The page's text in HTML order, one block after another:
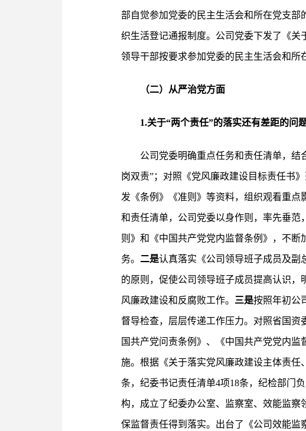
部自觉参加党委的民主生活会和所在党支部
织生活登记通报制度。公司党委下发了《
领导干部按要求参加党委的民主生活会和所
（二）从严治党方面
1.关于“两个责任”的落实还有差距的问题
公司党委明确重点任务和责任清单，结
岗双责”；对照《党风廉政建设目标责任书
发《条例》《准则》等资料，组织观看重点
和责任清单，公司党委以身作则，率先垂
则》和《中国共产党党内监督条例》，不
务。 二是认真落实《公司领导班子成员及副
的原则，促使公司领导班子成员提高认识
风廉政建设和反腐败工作。 三是按照年初公
督导检查，层层传递工作压力。对照省国资
国共产党问责条例》、《中国共产党党内
施。根据《关于落实党风廉政建设主体责任
条，纪委书记责任清单4项18条，纪检部门
构，成立了纪委办公室、监察室、效能监
保监督责任得到落实。出台了《公司效能监